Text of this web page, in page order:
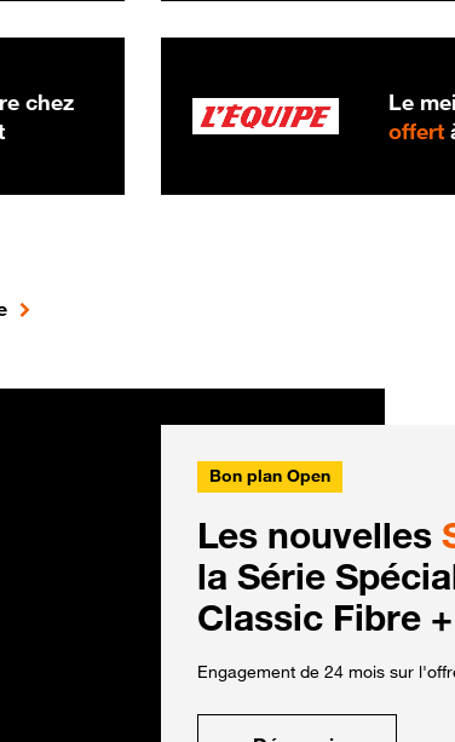
chez
Le
offert
Bon plan Open
Les nouvelles
la Série
Classic Fibre
Engagement de 24 mois sur